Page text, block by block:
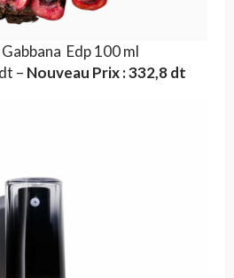
Edp 100 ml
– Nouveau Prix : 332,8 dt